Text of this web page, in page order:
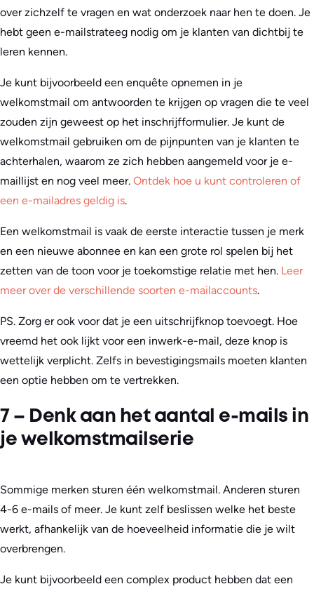
over zichzelf te vragen en wat onderzoek naar hen te doen. Je
hebt geen e-mailstrateeg nodig om je klanten van dichtbij te
leren kennen.
Je kunt bijvoorbeeld een enquête opnemen in je
welkomstmail om antwoorden te krijgen op vragen die te veel
zouden zijn geweest op het inschrijfformulier. Je kunt de
welkomstmail gebruiken om de pijnpunten van je klanten te
achterhalen, waarom ze zich hebben aangemeld voor je e-
maillijst en nog veel meer. Ontdek hoe u kunt controleren of
een e-mailadres geldig is.
Een welkomstmail is vaak de eerste interactie tussen je merk
en een nieuwe abonnee en kan een grote rol spelen bij het
zetten van de toon voor je toekomstige relatie met hen. Leer
meer over de verschillende soorten e-mailaccounts.
PS. Zorg er ook voor dat je een uitschrijfknop toevoegt. Hoe
vreemd het ook lijkt voor een inwerk-e-mail, deze knop is
wettelijk verplicht. Zelfs in bevestigingsmails moeten klanten
een optie hebben om te vertrekken.
7 – Denk aan het aantal e-mails in
je welkomstmailserie
Sommige merken sturen één welkomstmail. Anderen sturen
4-6 e-mails of meer. Je kunt zelf beslissen welke het beste
werkt, afhankelijk van de hoeveelheid informatie die je wilt
overbrengen.
Je kunt bijvoorbeeld een complex product hebben dat een